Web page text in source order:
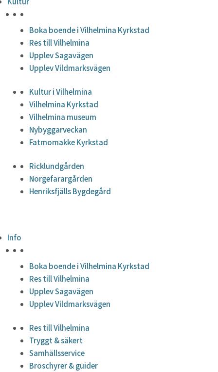
Boka boende i Vilhelmina Kyrkstad
Res till Vilhelmina
Upplev Sagavägen
Upplev Vildmarksvägen
Kultur i Vilhelmina
Vilhelmina Kyrkstad
Vilhelmina museum
Nybyggarveckan
Fatmomakke Kyrkstad
Ricklundgården
Norgefarargården
Henriksfjälls Bygdegård
Info
Boka boende i Vilhelmina Kyrkstad
Res till Vilhelmina
Upplev Sagavägen
Upplev Vildmarksvägen
Res till Vilhelmina
Tryggt & säkert
Samhällsservice
Broschyrer & guider